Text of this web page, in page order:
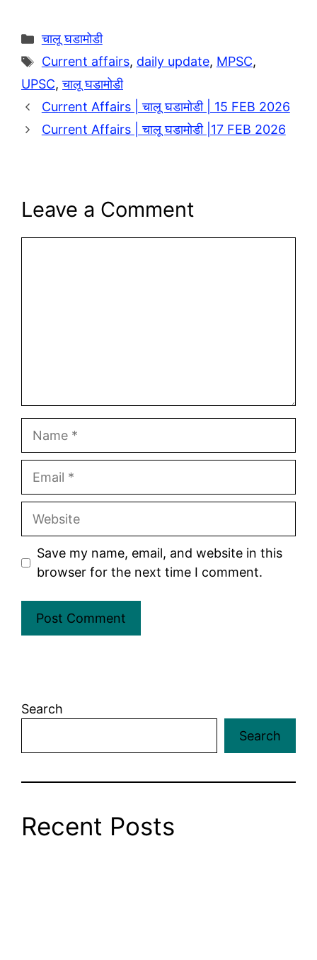
k
Categories
चालू घडामोडी
Tags
Current affairs, daily update, MPSC,
UPSC,चालू घडामोडी
Current Affairs | चालू घडामोडी | 15 FEB 2026
Current Affairs | चालू घडामोडी |17 FEB 2026
Leave a Comment
Name
Email
Website
Save my name, email, and website in this
browser for the next time I comment.
Search
Search
Recent Posts